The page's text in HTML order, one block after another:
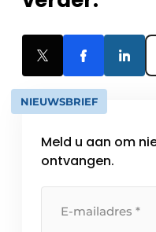
NIEUWSBRIEF
Meld u aan om
ontvangen.